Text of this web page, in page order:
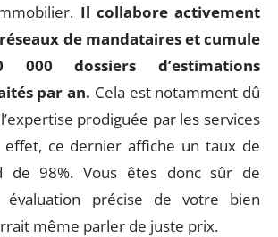
Il collabore activement
de mandataires et cumule
000 dossiers d’estimations
par an. Cela est notamment dû
prodiguée par les services
effet, ce dernier affiche un taux de
de 98%. Vous êtes donc sûr de
évaluation précise de votre bien
même parler de juste prix.